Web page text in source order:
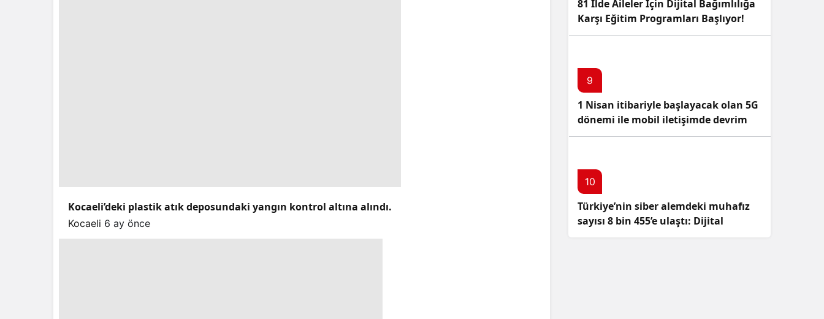
Kocaeli’deki plastik atık deposundaki yangın kontrol altına alındı.
Kocaeli 6 ay önce
81 İlde Aileler İçin Dijital Bağımlılığa
Karşı Eğitim Programları Başlıyor!
9
1 Nisan itibariyle başlayacak olan 5G
dönemi ile mobil iletişimde devrim
başlıyor!
10
Türkiye’nin siber alemdeki muhafız
sayısı 8 bin 455’e ulaştı: Dijital